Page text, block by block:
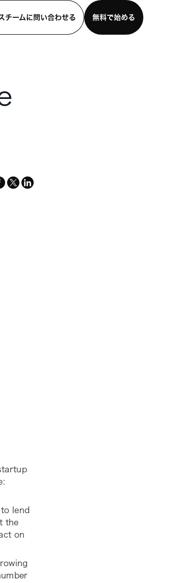
チームに問い合わせる
無料で始める
x-
linkedin
lend
the
on